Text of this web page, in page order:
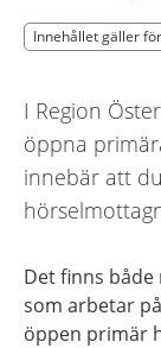
Innehållet gäller
Innehållet gäller
I Region
öppna
innebär att
Det finns
som arbetar
öppen primär